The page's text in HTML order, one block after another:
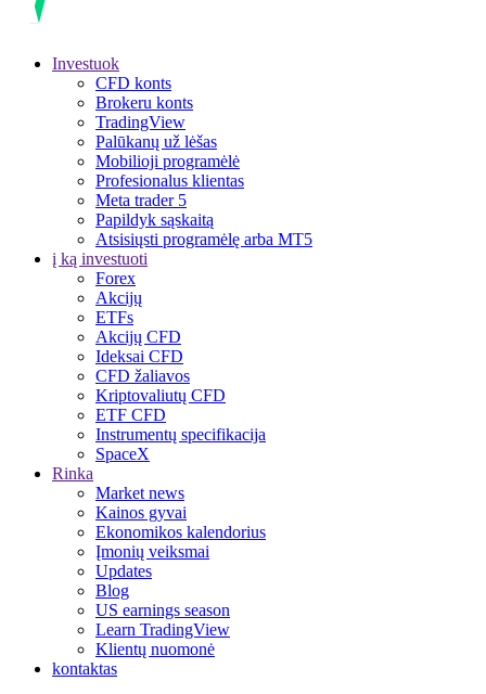
Investuok
CFD konts
Brokeru konts
TradingView
Palūkanų už lėšas
Mobilioji programėlė
Profesionalus klientas
Meta trader 5
Papildyk sąskaitą
Atsisiųsti programėlę arba MT5
į ką investuoti
Forex
Akcijų
ETFs
Akcijų CFD
Ideksai CFD
CFD žaliavos
Kriptovaliutų CFD
ETF CFD
Instrumentų specifikacija
SpaceX
Rinka
Market news
Kainos gyvai
Ekonomikos kalendorius
Įmonių veiksmai
Updates
Blog
US earnings season
Learn TradingView
Klientų nuomonė
kontaktas